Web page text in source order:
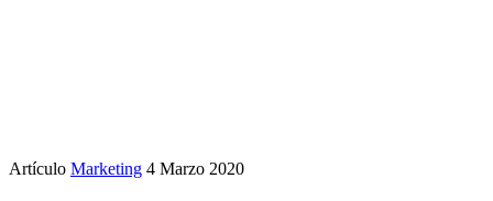
Artículo Marketing 4 Marzo 2020